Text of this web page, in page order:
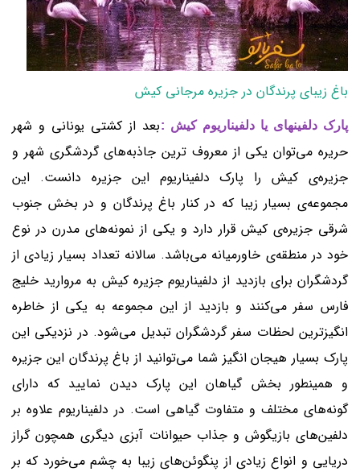
باغ زیبای پرندگان در جزیره مرجانی کیش
پارک دلفینهای یا دلفیناریوم کیش :بعد از کشتی یونانی و شهر
حریره می‌توان یکی از معروف ترین جاذبه‌های گردشگری شهر و
جزیره‌ی کیش را پارک دلفیناریوم این جزیره دانست. این
مجموعه‌‌‌ی بسیار زیبا که در کنار باغ پرندگان و در بخش جنوب
شرقی جزیره‌ی کیش قرار دارد و یکی از نمونه‌های مدرن در نوع
خود در منطقه‌ی خاورمیانه می‌باشد. سالانه تعداد بسیار زیادی از
گردشگران برای بازدید از دلفیناریوم جزیره کیش به مروارید خلیج
فارس سفر می‌کنند و بازدید از این مجموعه به یکی از خاطره
انگیزترین لحظات سفر گردشگران تبدیل می‌شود. در نزدیکی این
پارک بسیار هیجان انگیز شما می‌توانید از باغ پرندگان این جزیره
و همینطور بخش گیاهان این پارک دیدن نمایید که دارای
گونه‌های مختلف و متفاوت گیاهی است. در دلفیناریوم علاوه بر
دلفین‌های بازیگوش و جذاب حیوانات آبزی دیگری همچون گراز
دریایی و انواع زیادی از پنگوئن‌های زیبا به چشم می‌خورد که بر